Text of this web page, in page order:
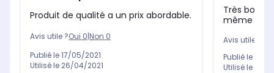
Produit de qualité a un prix abordable.
Avis utile ?Oui 0|Non 0
Publié le17/05/2021
Utilisé le 26/04/2021
Très bon
même
Avis utile ?
Publié le
Utilisé le